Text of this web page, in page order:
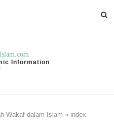
Information
Wakaf dalam Islam » index